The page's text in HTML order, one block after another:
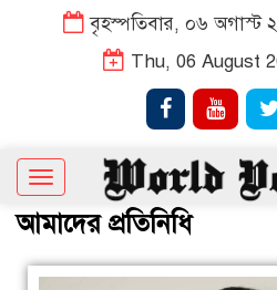
বৃহস্পতিবার, ০৬ অগাস্ট
Thu, 06 August
Toggle
navigation
আমাদের প্রতিনিধি